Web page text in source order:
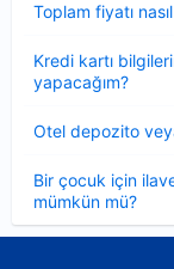
Toplam fiyatı
Kredi kartı
yapacağım?
Otel depozito
Bir çocuk için
mümkün mü?